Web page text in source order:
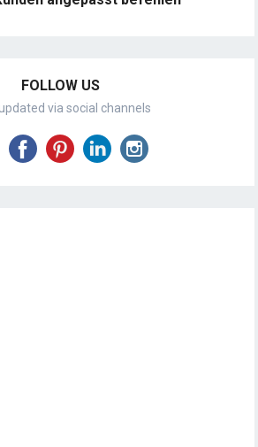
FOLLOW US
via social channels